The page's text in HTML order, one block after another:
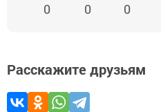
0 0 0
Расскажите друзьям